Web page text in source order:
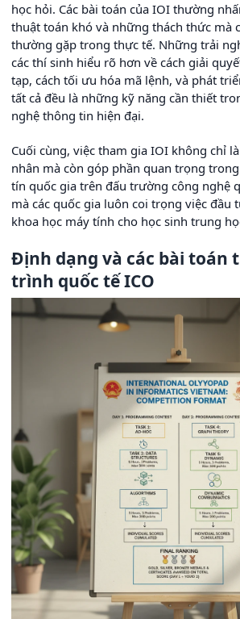
học hỏi. Các bài toán của IOI thường
thuật toán khó và những thách thức mà
thường gặp trong thực tế. Những trải
các thí sinh hiểu rõ hơn về cách giải
tạp, cách tối ưu hóa mã lệnh, và phát
tất cả đều là những kỹ năng cần thiết
nghệ thông tin hiện đại.
Cuối cùng, việc tham gia IOI không chỉ
nhân mà còn góp phần quan trọng
tín quốc gia trên đấu trường công nghệ
mà các quốc gia luôn coi trọng việc đầu
khoa học máy tính cho học sinh trung
Định dạng và các bài toán
trình quốc tế ICO